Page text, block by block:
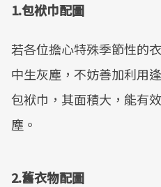
1.包袱巾配圖
若各位擔心特殊季節性的
中生灰塵，不妨善加利用
包袱巾，其面積大，能有
塵。
2.舊衣物配圖